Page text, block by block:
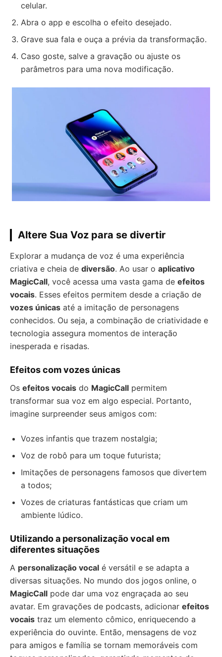
celular.
Abra o app e escolha o efeito desejado.
Grave sua fala e ouça a prévia da transformação.
Caso goste, salve a gravação ou ajuste os
parâmetros para uma nova modificação.
Altere Sua Voz para se divertir
Explorar a mudança de voz é uma experiência
criativa e cheia de diversão. Ao usar o aplicativo
MagicCall, você acessa uma vasta gama de efeitos
vocais. Esses efeitos permitem desde a criação de
vozes únicas até a imitação de personagens
conhecidos. Ou seja, a combinação de criatividade e
tecnologia assegura momentos de interação
inesperada e risadas.
Efeitos com vozes únicas
Os efeitos vocais do MagicCall permitem
transformar sua voz em algo especial. Portanto,
imagine surpreender seus amigos com:
Vozes infantis que trazem nostalgia;
Voz de robô para um toque futurista;
Imitações de personagens famosos que divertem
a todos;
Vozes de criaturas fantásticas que criam um
ambiente lúdico.
Utilizando a personalização vocal em
diferentes situações
A personalização vocal é versátil e se adapta a
diversas situações. No mundo dos jogos online, o
MagicCall pode dar uma voz engraçada ao seu
avatar. Em gravações de podcasts, adicionar efeitos
vocais traz um elemento cômico, enriquecendo a
experiência do ouvinte. Então, mensagens de voz
para amigos e família se tornam memoráveis com